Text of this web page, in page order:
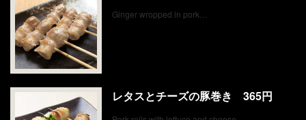
Ginger wropped in pork…
レタスとチーズの豚巻き 365円